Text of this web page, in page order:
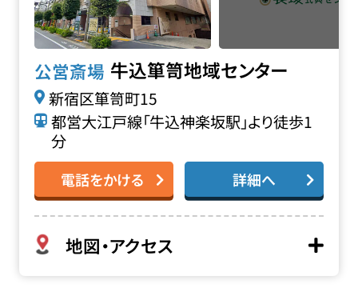
公営斎場 牛込箪笥地域センター
新宿区箪笥町15
都営大江戸線「牛込神楽坂駅」より徒歩1
分
電話をかける 詳細へ
地図・アクセス